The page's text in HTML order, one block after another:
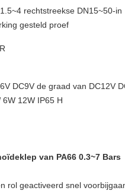
rechtstreekse DN15~50-in
gesteld proef
DC9V de graad van DC12V
6W 12W IP65 H
van PA66 0.3~7 Bars
rol geactiveerd snel